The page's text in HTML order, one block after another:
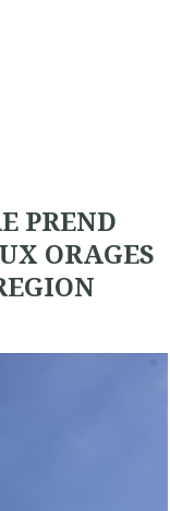
PREND
ORAGES